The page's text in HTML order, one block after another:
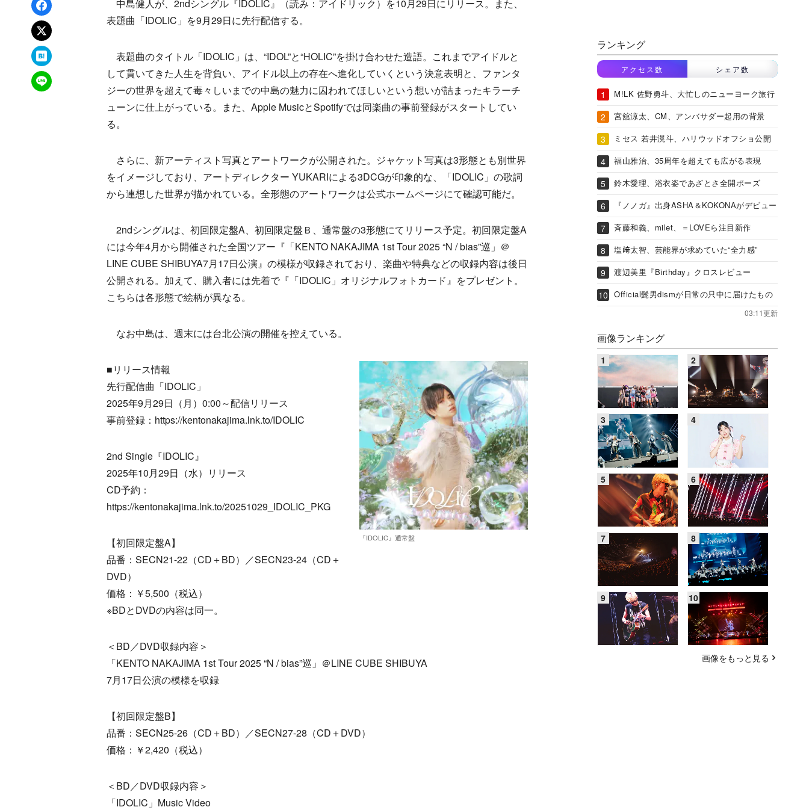
Facebookでシェア
xでポスト
はてなブックマーク
LINEで送る
中島健人が、2ndシングル『IDOLIC』（読み：アイドリック）を10月29日にリリース。また、
表題曲「IDOLIC」を9月29日に先行配信する。
表題曲のタイトル「IDOLIC」は、“IDOL”と“HOLIC”を掛け合わせた造語。これまでアイドルと
して貫いてきた人生を背負い、アイドル以上の存在へ進化していくという決意表明と、ファンタ
ジーの世界を超えて毒々しいまでの中島の魅力に囚われてほしいという想いが詰まったキラーチ
ューンに仕上がっている。また、Apple MusicとSpotifyでは同楽曲の事前登録がスタートしてい
る。
さらに、新アーティスト写真とアートワークが公開された。ジャケット写真は3形態とも別世界
をイメージしており、アートディレクター YUKARIによる3DCGが印象的な、「IDOLIC」の歌詞
から連想した世界が描かれている。全形態のアートワークは公式ホームページにて確認可能だ。
2ndシングルは、初回限定盤A、初回限定盤Ｂ、通常盤の3形態にてリリース予定。初回限定盤A
には今年4月から開催された全国ツアー『「KENTO NAKAJIMA 1st Tour 2025 “N / bias”巡」＠
LINE CUBE SHIBUYA7月17日公演』の模様が収録されており、楽曲や特典などの収録内容は後日
公開される。加えて、購入者には先着で『「IDOLIC」オリジナルフォトカード』をプレゼント。
こちらは各形態で絵柄が異なる。
なお中島は、週末には台北公演の開催を控えている。
『IDOLIC』通常盤
■リリース情報
先行配信曲「IDOLIC」
2025年9月29日（月）0:00～配信リリース
事前登録：https://kentonakajima.lnk.to/IDOLIC
2nd Single『IDOLIC』
2025年10月29日（水）リリース
CD予約：
https://kentonakajima.lnk.to/20251029_IDOLIC_PKG
【初回限定盤A】
品番：SECN21-22（CD＋BD）／SECN23-24（CD＋
DVD）
価格：￥5,500（税込）
※BDとDVDの内容は同一。
＜BD／DVD収録内容＞
「KENTO NAKAJIMA 1st Tour 2025 “N / bias”巡」＠LINE CUBE SHIBUYA
7月17日公演の模様を収録
【初回限定盤B】
品番：SECN25-26（CD＋BD）／SECN27-28（CD＋DVD）
価格：￥2,420（税込）
＜BD／DVD収録内容＞
「IDOLIC」Music Video
ランキング
アクセス数 シェア数
M!LK 佐野勇斗、大忙しのニューヨーク旅行
宮舘涼太、CM、アンバサダー起用の背景
ミセス 若井滉斗、ハリウッドオフショ公開
福山雅治、35周年を超えても広がる表現
鈴木愛理、浴衣姿であざとさ全開ポーズ
『ノノガ』出身ASHA＆KOKONAがデビュー
斉藤和義、milet、＝LOVEら注目新作
塩﨑太智、芸能界が求めていた“全力感”
渡辺美里『Birthday』クロスレビュー
Official髭男dismが日常の只中に届けたもの
03:11更新
画像ランキング
画像をもっと見る